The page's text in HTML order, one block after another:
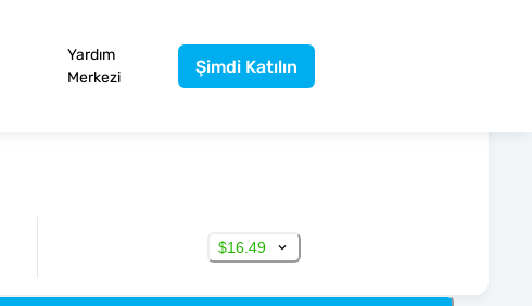
Yardım
Merkezi
Şimdi Katılın
$16.49